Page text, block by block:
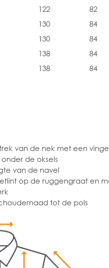
122 82
130 84
130 84
138 84
138 84
van de nek met een
de oksels
van de navel
op de ruggengraat en
tot de pols